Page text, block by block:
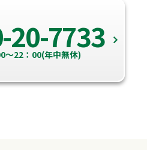
20-7733
～22：00(年中無休)